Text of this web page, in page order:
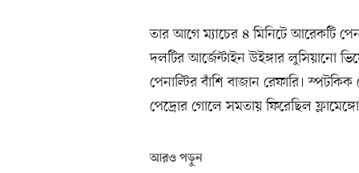
তার আগে ম্যাচের ৪ মিনিটে আরেকটি
দলটির আর্জেন্টাইন উইঙ্গার লুসিয়ানো
পেনাল্টির বাঁশি বাজান রেফারি।
পেদ্রোর গোলে সমতায় ফিরেছিল
আরও পড়ুন